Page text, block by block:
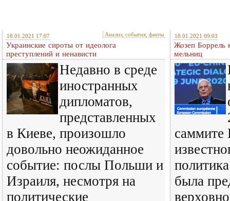
18.01.2021 17:07 Анализ, события, факты
Украинские сироты от идеолога
преступлений и ненависти
Недавно в среде
иностранных
дипломатов,
представленных
в Киеве, произошло
довольно неожиданное
событие: послы Польши и
Израиля, несмотря на
политические
18.01.2021 09:03
Жозеп Боррель
мельниц
саммите
была